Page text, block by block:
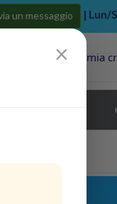
un messaggio | Lun/
Last Minute La mia
×